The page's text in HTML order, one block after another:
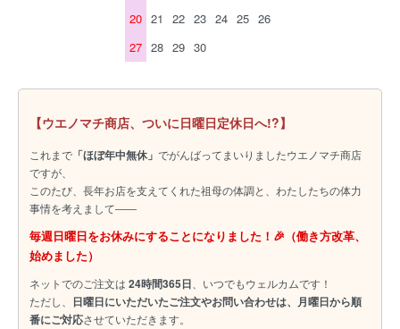
20 21 22 23 24 25 26
27 28 29 30
【ウエノマチ商店、ついに日曜日定休日へ!?】
これまで 「ほぼ年中無休」 でがんばってまいりましたウエノマチ商店
ですが、
このたび、長年お店を支えてくれた祖母の体調と、わたしたちの体力
事情を考えまして――
毎週日曜日をお休みにすることになりました！🎉（働き方改革、
始めました）
ネットでのご注文は 24時間365日 、いつでもウェルカムです！
ただし、
日曜日にいただいたご注文やお問い合わせは、月曜日から順
番にご対応させていただきます。